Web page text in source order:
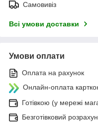
Самовивіз
Всі умови доставки
Умови оплати
Оплата на рахунок
Онлайн-оплата
Готівкою (у мережі
Безготівковий